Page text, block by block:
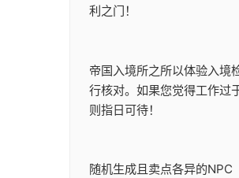
利之门！
帝国入境所之所以体验入境
行核对。如果您觉得工作过
则指日可待！
随机生成且卖点各异的NPC